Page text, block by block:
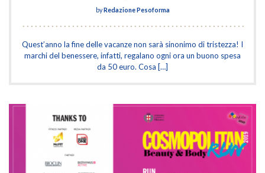
byRedazione Pesoforma
Quest’anno la fine delle vacanze non sarà sinonimo di tristezza! I
marchi del benessere, infatti, regalano ogni ora un buono spesa
da 50 euro. Cosa […]